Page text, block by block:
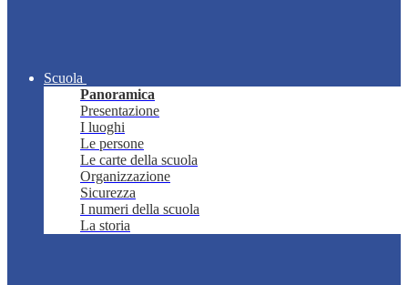
Scuola
Panoramica
Presentazione
I luoghi
Le persone
Le carte della scuola
Organizzazione
Sicurezza
I numeri della scuola
La storia